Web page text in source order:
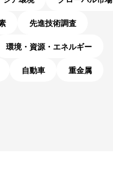
先進技術調査
環境・資源・エネルギー
自動車 重金属